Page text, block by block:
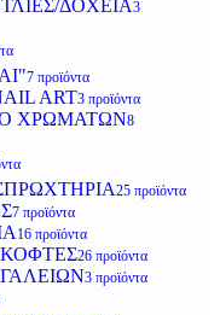
ΔΟΧΕΙΑ3
7 προϊόντα
ART3 προϊόντα
ΧΡΩΜΑΤΩΝ8
25 προϊόντα
7 προϊόντα
16 προϊόντα
26 προϊόντα
3 προϊόντα